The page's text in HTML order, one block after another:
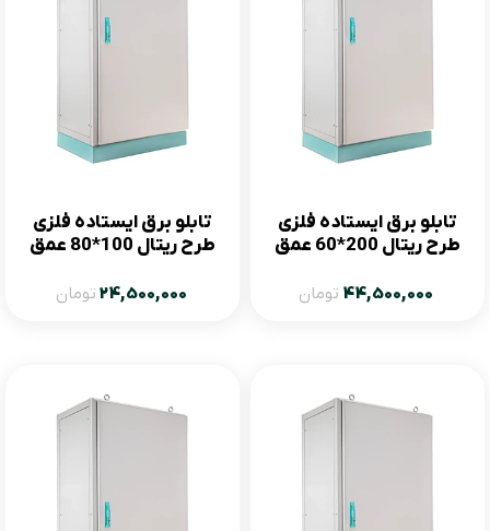
تابلو برق ایستاده فلزی
طرح ریتال 200*60 عمق
44,500,000 تومان
تابلو برق ایستاده فلزی
طرح ریتال 100*80 عمق
24,500,000 تومان